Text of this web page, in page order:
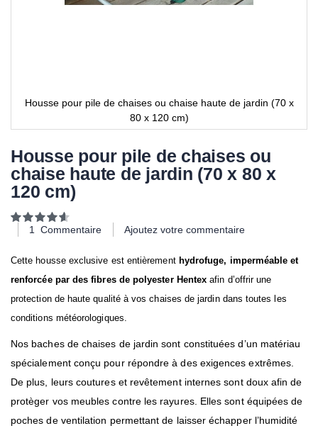
Housse pour pile de chaises ou chaise haute de jardin (70 x
80 x 120 cm)
Housse pour pile de chaises ou
chaise haute de jardin (70 x 80 x
120 cm)
Notation:
100
1 Commentaire Ajoutez votre commentaire
Cette housse exclusive est entièrement hydrofuge, imperméable et
renforcée par des fibres de polyester Hentexafin d’offrir une
protection de haute qualité à vos chaises de jardin dans toutes les
conditions météorologiques.
Nos baches de chaises de jardin sont constituées d’un matériau
spécialement conçu pour répondre à des exigences extrêmes.
De plus, leurs coutures et revêtement internes sont doux afin de
protèger vos meubles contre les rayures. Elles sont équipées de
poches de ventilation permettant de laisser échapper l’humidité